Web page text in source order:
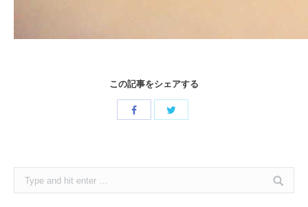
この記事をシェアする
Search: